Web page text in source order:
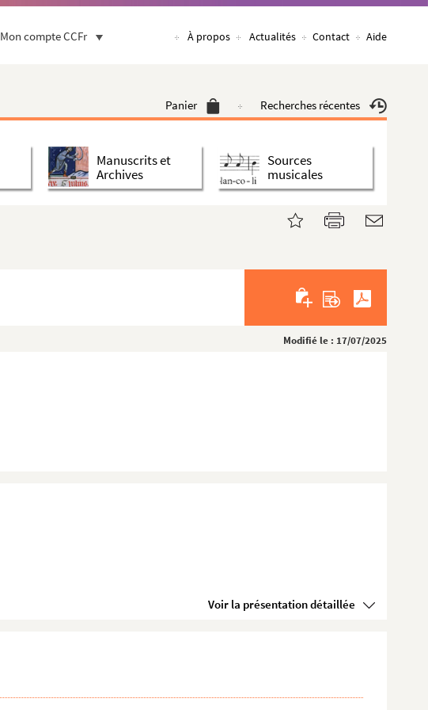
Mon compte CCFr À propos Actualités Contact Aide
Panier Recherches récentes
Manuscrits et
Archives
Sources
musicales
Modifié le : 17/07/2025
Voir la présentation détaillée